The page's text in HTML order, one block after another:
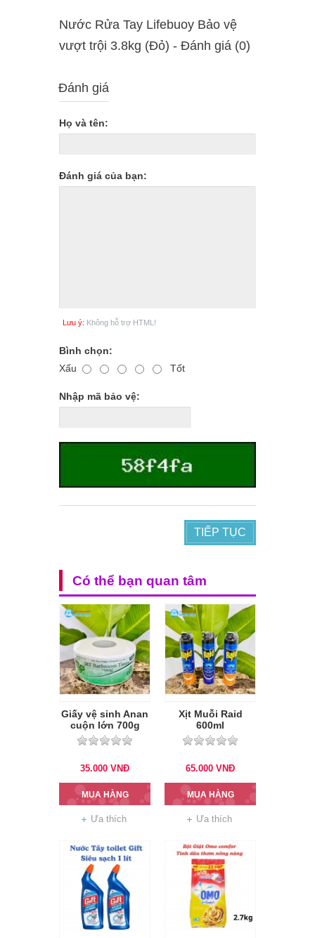
Nước Rửa Tay Lifebuoy Bảo vệ
vượt trội 3.8kg (Đỏ) - Ðánh giá (0)
Đánh giá
Họ và tên:
Đánh giá của bạn:
Lưu ý: Không hỗ trợ HTML!
Bình chọn:
Xấu
Tốt
Nhập mã bảo vệ:
TIẾP TỤC
Có thể bạn quan tâm
Giấy vệ sinh Anan
cuộn lớn 700g
35.000 VNĐ
MUA HÀNG
Ưa thích
Xịt Muỗi Raid
600ml
65.000 VNĐ
MUA HÀNG
Ưa thích